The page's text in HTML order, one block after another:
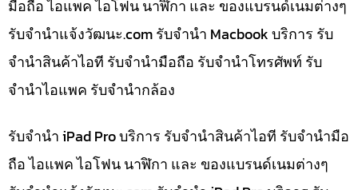
มือถือ ไอแพค ไอโฟน นาฬิกา และ ของแบรนด์เนมต่างๆ
รับจํานําแจ้งวัฒนะ.com รับจำนำ Macbook บริการ รับ
จำนำสินค้าไอที รับจำนำมือถือ รับจำนำโทรศัพท์ รับ
จำนำไอแพค รับจำนำกล้อง
รับจำนำ iPad Pro บริการ รับจำนำสินค้าไอที รับจำนำมือ
ถือ ไอแพค ไอโฟน นาฬิกา และ ของแบรนด์เนมต่างๆ